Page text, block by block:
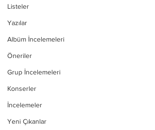
Listeler
Yazılar
Albüm İncelemeleri
Öneriler
Grup İncelemeleri
Konserler
İncelemeler
Yeni Çıkanlar